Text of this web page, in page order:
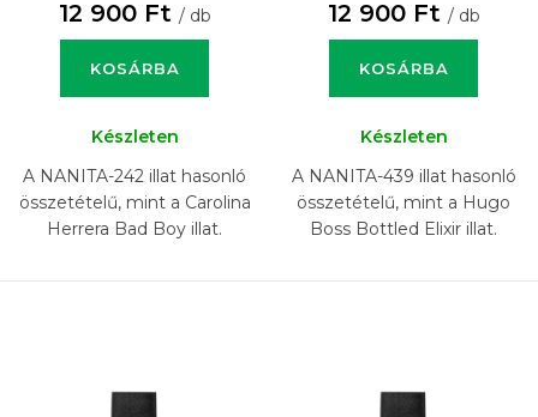
12 900 Ft / db
KOSÁRBA
Készleten
A NANITA-242 illat hasonló
összetételű, mint a Carolina
Herrera Bad Boy illat.
12 900 Ft / db
KOSÁRBA
Készleten
A NANITA-439 illat hasonló
összetételű, mint a Hugo
Boss Bottled Elixir illat.